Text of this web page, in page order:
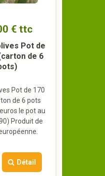
€ ttc
Pot de
de 6
Pot de 170
de 6 pots
le pot au
Produit de
Détail